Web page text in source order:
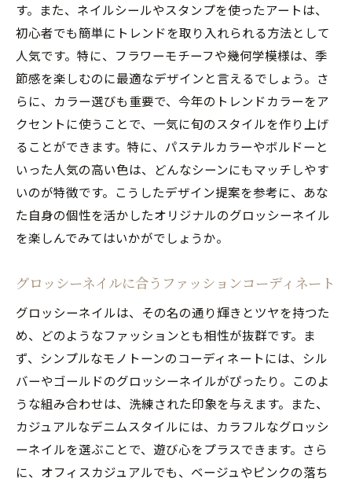
グロッシーネイルが映えるシーン
視線を集めるグロッシーネイルで人気デザイン
を楽しむ
魅力的なデザインの選び方
グロッシーネイルの持続力を高めるテクニ
ック
シーンに合わせたカスタマイズ方法
プロが提案する最新デザイン
グロッシーネイルが与える印象
人気デザインで自分らしさを表現
の理由
プロフェッショナルが注目するデザイン
サロンでの施術の流れ
最適なカラー選びのコツ
グロッシーネイルを長持ちさせる方法
トレンドを活かしたアート技法
プロが教える自宅でのケア方法
す。また、ネイルシールやスタンプを使ったアートは、
初心者でも簡単にトレンドを取り入れられる方法として
人気です。特に、フラワーモチーフや幾何学模様は、季
節感を楽しむのに最適なデザインと言えるでしょう。さ
らに、カラー選びも重要で、今年のトレンドカラーをア
クセントに使うことで、一気に旬のスタイルを作り上げ
ることができます。特に、パステルカラーやボルドーと
いった人気の高い色は、どんなシーンにもマッチしやす
いのが特徴です。こうしたデザイン提案を参考に、あな
た自身の個性を活かしたオリジナルのグロッシーネイル
を楽しんでみてはいかがでしょうか。
グロッシーネイルに合うファッションコーディネート
グロッシーネイルは、その名の通り輝きとツヤを持つた
め、どのようなファッションとも相性が抜群です。ま
ず、シンプルなモノトーンのコーディネートには、シル
バーやゴールドのグロッシーネイルがぴったり。このよ
うな組み合わせは、洗練された印象を与えます。また、
カジュアルなデニムスタイルには、カラフルなグロッシ
ーネイルを選ぶことで、遊び心をプラスできます。さら
に、オフィスカジュアルでも、ベージュやピンクの落ち